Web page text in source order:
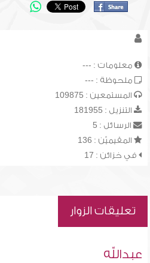
معلومات : ---
ملحوظة : ---
المستمعين : 109875
التنزيل : 181955
الرسائل : 5
المقيميّن : 136
في خزائن : 17
تعليقات الزوار
عبدالله